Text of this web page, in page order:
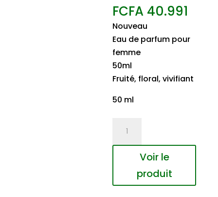
FCFA 40.991
Nouveau
Eau de parfum pour
femme
50ml
Fruité, floral, vivifiant
50 ml
HAPPINESSVoir le
produit